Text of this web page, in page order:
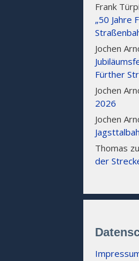
Frank
„50 Jahre
Jochen
Fürther
Jochen
2026
Jochen
Thomas zu
der